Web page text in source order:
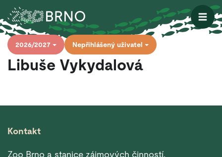
2026/2027 Nepřihlášený uživatel
Otevřít
Libuše Vykydalová
Kontakt
Zoo Brno a stanice zájmových činností,